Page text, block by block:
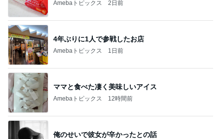
Amebaトピックス 2日前
4年ぶりに1人で参戦したお店
Amebaトピックス 1日前
ママと食べた凄く美味しいアイス
Amebaトピックス 12時間前
俺のせいで彼女が辛かったとの話